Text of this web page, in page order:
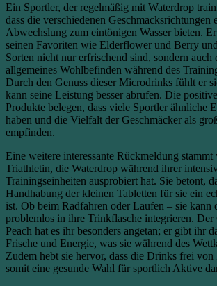
Ein Sportler, der regelmäßig mit Waterdrop
dass die verschiedenen
Abwechslung zum eintönigen Wasser bieten.
seinen Favoriten wie Elderflower und Berry
Sorten nicht nur erfrischend sind, sondern auch
allgemeines Wohlbefinden während des
Durch den Genuss dieser Microdrinks fühlt er
kann seine Leistung besser abrufen. Die
Produkte belegen, dass viele Sportler ähnliche
haben und die Vielfalt der Geschmäcker als
empfinden.
Eine weitere interessante Rückmeldung stammt
Triathletin, die Waterdrop während ihrer
Trainingseinheiten ausprobiert hat. Sie betont,
Handhabung der kleinen Tabletten für sie ein
ist. Ob beim Radfahren oder Laufen – sie
problemlos in ihre Trinkflasche integrieren. Der
Peach hat es ihr besonders angetan; er gibt ihr
Frische und Energie, was sie während des
Zudem hebt sie hervor, dass die Drinks frei
somit eine gesunde Wahl für sportlich Aktive